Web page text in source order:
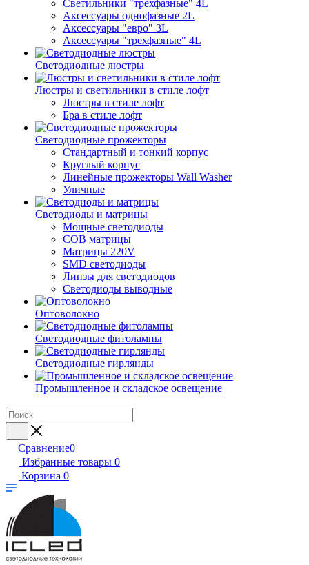
Светильники "трехфазные" 4L
Аксессуары однофазные 2L
Аксессуары "евро" 3L
Аксессуары "трехфазные" 4L
Светодиодные люстры
Люстры и светильники в стиле лофт
Люстры в стиле лофт
Бра в стиле лофт
Светодиодные прожекторы
Стандартный и тонкий корпус
Круглый корпус
Линейные прожекторы Wall Washer
Уличные
Светодиоды и матрицы
Мощные светодиоды
COB матрицы
Матрицы 220V
SMD светодиоды
Линзы для светодиодов
Светодиоды выводные
Оптоволокно
Светодиодные фитолампы
Светодиодные гирлянды
Промышленное и складское освещение
Сравнение0
Избранные товары 0
Корзина 0